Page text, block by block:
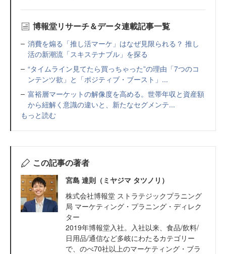
博報堂リサーチ＆データ連載記事一覧
消費を煽る「推し活マーケ」はなぜ見限られる？ 推し
活の新潮流「スキステナブル」を探る
“タイムライン見てたら買っちゃった”の理由「7つのコ
ンテンツ欲」と「ポジティブ・ブースト」...
富裕層マーケットの解像度を高める。世帯年収と資産額
から紐解く意識の違いと、新たなセグメンテ...
もっと読む
この記事の著者
宮島 達則（ミヤジマ タツノリ）
株式会社博報堂 ストラテジックプラニング
局 マーケティング・プラニング・ディレク
ター
2019年博報堂入社。入社以来、食品/飲料/
日用品/通信など多岐にわたるカテゴリー
で、のべ70社以上のマーケティング・ブラ